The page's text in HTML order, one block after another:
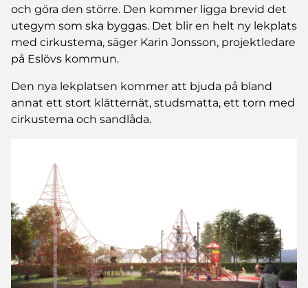
och göra den större. Den kommer ligga brevid det
utegym som ska byggas. Det blir en helt ny lekplats
med cirkustema, säger Karin Jonsson, projektledare
på Eslövs kommun.
Den nya lekplatsen kommer att bjuda på bland
annat ett stort klätternät, studsmatta, ett torn med
cirkustema och sandlåda.